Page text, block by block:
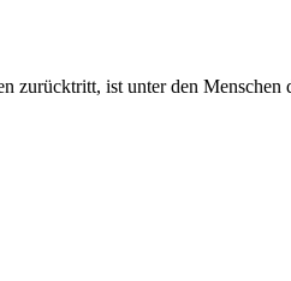
zurücktritt, ist unter den